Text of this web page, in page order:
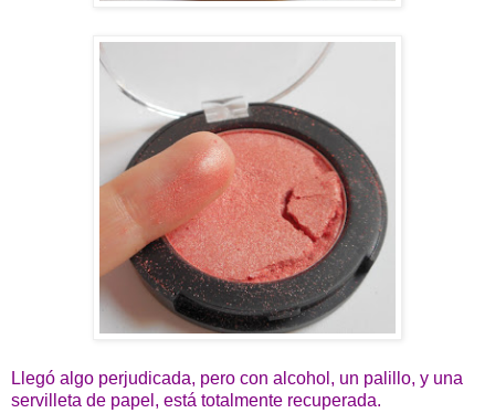
Llegó algo perjudicada, pero con alcohol, un palillo, y una
servilleta de papel, está totalmente recuperada.